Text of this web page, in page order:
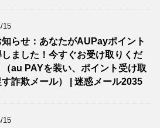
15
らせ：あなたがAUPayポイント
しました！今すぐお受け取りくだ
（au PAYを装い、ポイント受け取
す詐欺メール） | 迷惑メール2035
15